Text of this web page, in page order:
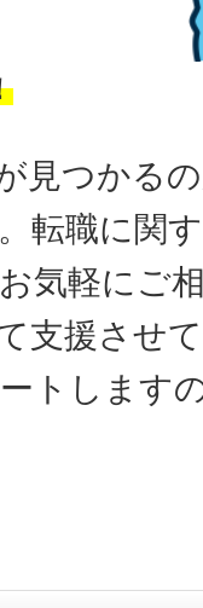
見つかる
転職に関
気軽にご
支援させ
トします